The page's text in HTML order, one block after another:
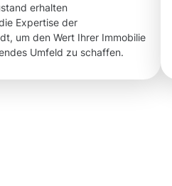
erhalten
Expertise der
um den Wert Ihrer Immobilie
Umfeld zu schaffen.